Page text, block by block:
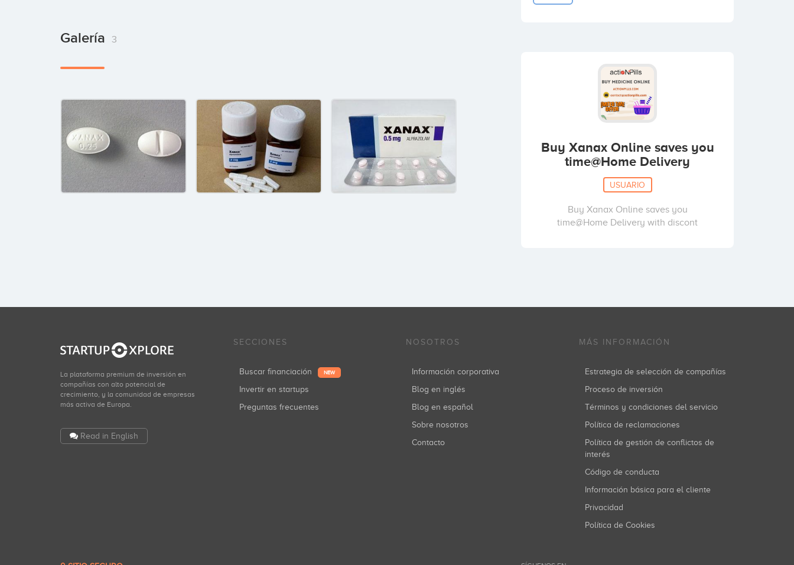
Galería 3
Buy Xanax Online saves you
time@Home Delivery
USUARIO
Buy Xanax Online saves you
time@Home Delivery with discont
La plataforma premium de inversión en
compañías con alto potencial de
crecimiento, y la comunidad de empresas
más activa de Europa.
Read in English
SECCIONES
Buscar financiación NEW
Invertir en startups
Preguntas frecuentes
NOSOTROS
Información corporativa
Blog en inglés
Blog en español
Sobre nosotros
Contacto
MÁS INFORMACIÓN
Estrategia de selección de compañías
Proceso de inversión
Términos y condiciones del servicio
Política de reclamaciones
Política de gestión de conflictos de
interés
Código de conducta
Información básica para el cliente
Privacidad
Política de Cookies